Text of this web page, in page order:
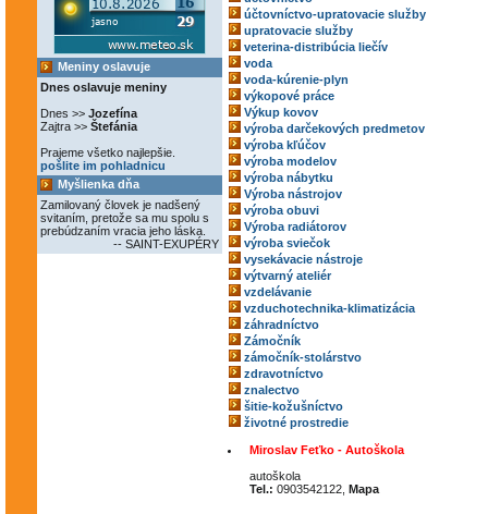
Meniny oslavuje
Dnes oslavuje meniny
Dnes >> Jozefína
Zajtra >> Štefánia
Prajeme všetko najlepšie.
pošlite im pohladnicu
Myšlienka dňa
Zamilovaný človek je nadšený
svitaním, pretože sa mu spolu s
prebúdzaním vracia jeho láska.
-- SAINT-EXUPÉRY
účtovníctvo-upratovacie služby
upratovacie služby
veterina-distribúcia liečív
voda
voda-kúrenie-plyn
výkopové práce
Výkup kovov
výroba darčekových predmetov
výroba kľúčov
výroba modelov
výroba nábytku
Výroba nástrojov
výroba obuvi
Výroba radiátorov
výroba sviečok
vysekávacie nástroje
výtvarný ateliér
vzdelávanie
vzduchotechnika-klimatizácia
záhradníctvo
Zámočník
zámočník-stolárstvo
zdravotníctvo
znalectvo
šitie-kožušníctvo
životné prostredie
Miroslav Feťko - Autoškola
autoškola
Tel.: 0903542122, Mapa